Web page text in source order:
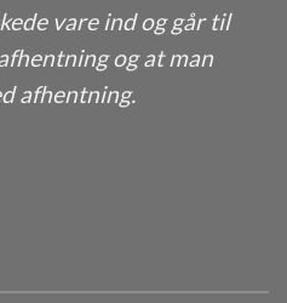
vare ind og går til
og at man
afhentning.